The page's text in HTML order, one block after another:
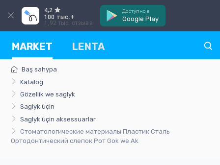
4,2
100 тыс.+
1,92 тыс. отзыва
Доступно в
Google Play
MARKET LENTA
Baş sahypa
Katalog
Gözellik we saglyk
Saglyk üçin
Saglyk üçin aksessuarlar
Стоматологические материалы Пластик Сталь
Ортодонтический слепок Рот Gok we Ak